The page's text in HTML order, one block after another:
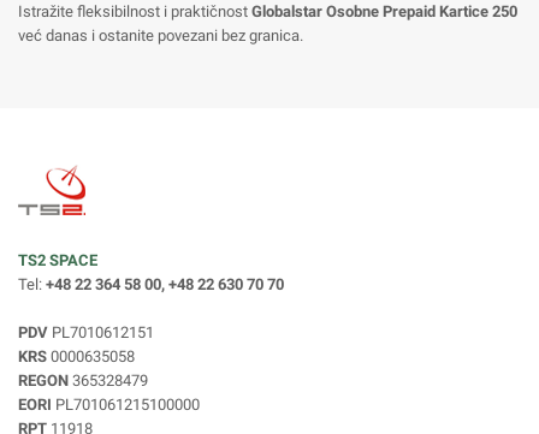
Istražite fleksibilnost i praktičnost Globalstar Osobne Prepaid Kartice 250
već danas i ostanite povezani bez granica.
TS2 SPACE
Tel: +48 22 364 58 00, +48 22 630 70 70
PDV PL7010612151
KRS 0000635058
REGON 365328479
EORI PL701061215100000
RPT 11918